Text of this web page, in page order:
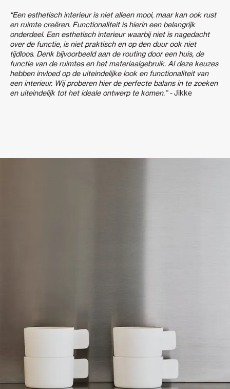
“Een esthetisch interieur is niet alleen mooi, maar kan ook rust
en ruimte creëren. Functionaliteit is hierin een belangrijk
onderdeel. Een esthetisch interieur waarbij niet is nagedacht
over de functie, is niet praktisch en op den duur ook niet
tijdloos. Denk bijvoorbeeld aan de routing door een huis, de
functie van de ruimtes en het materiaalgebruik. Al deze keuzes
hebben invloed op de uiteindelijke look en functionaliteit van
een interieur. Wij proberen hier de perfecte balans in te zoeken
en uiteindelijk tot het ideale ontwerp te komen.” -Jikke